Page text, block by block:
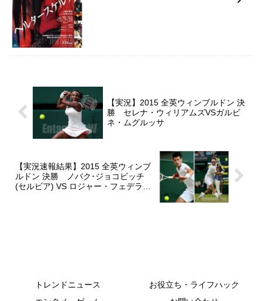
【実況】2015 全英ウィンブルドン 決
勝 セレナ・ウィリアムズVSガルビ
ネ・ムグルッサ
【実況速報結果】2015 全英ウィンブ
ルドン 決勝 ノバク･ジョコビッチ
(セルビア) VS ロジャー・フェデラー
トレンドニュース
お役立ち・ライフハック